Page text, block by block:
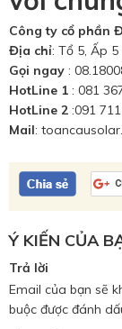
Công ty cổ phần
Địa chỉ: Tổ 5, Ấp
Gọi ngay :
HotLine 1 : 081
HotLine 2 :091
Mail:
Ý KIẾN CỦA
Trả lời
Email của bạn sẽ
buộc được đánh